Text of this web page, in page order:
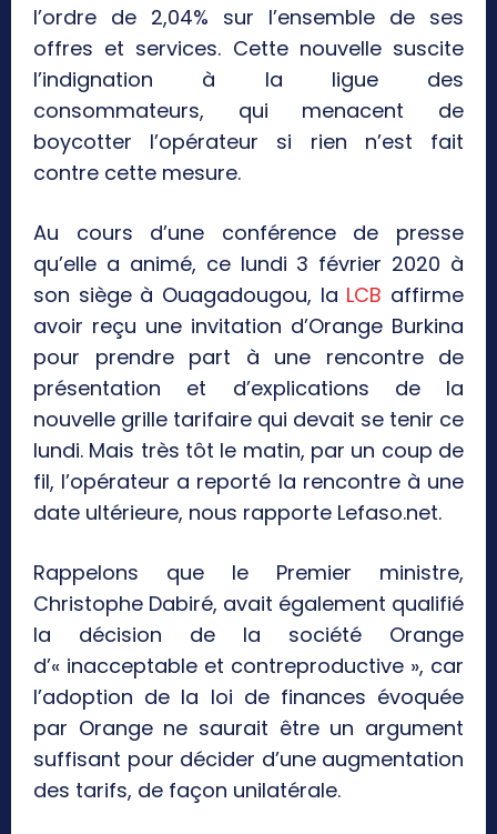
l’ordre de 2,04% sur l’ensemble de ses
offres et services. Cette nouvelle suscite
l’indignation à la ligue des
consommateurs, qui menacent de
boycotter l’opérateur si rien n’est fait
contre cette mesure.
Au cours d’une conférence de presse
qu’elle a animé, ce lundi 3 février 2020 à
son siège à Ouagadougou, la LCB affirme
avoir reçu une invitation d’Orange Burkina
pour prendre part à une rencontre de
présentation et d’explications de la
nouvelle grille tarifaire qui devait se tenir ce
lundi. Mais très tôt le matin, par un coup de
fil, l’opérateur a reporté la rencontre à une
date ultérieure, nous rapporte Lefaso.net.
Rappelons que le Premier ministre,
Christophe Dabiré, avait également qualifié
la décision de la société Orange
d’« inacceptable et contreproductive », car
l’adoption de la loi de finances évoquée
par Orange ne saurait être un argument
suffisant pour décider d’une augmentation
des tarifs, de façon unilatérale.